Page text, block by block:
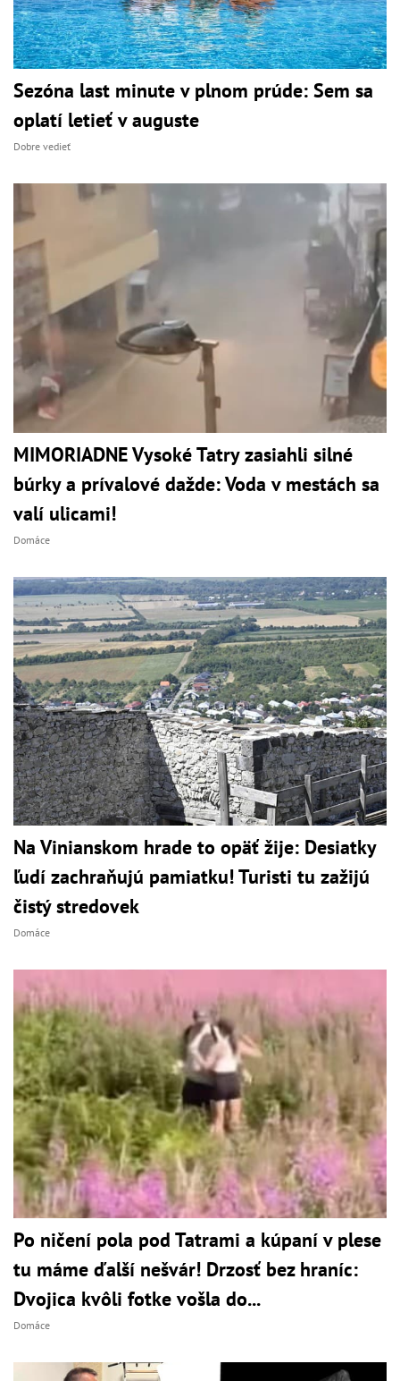
Sezóna last minute v plnom prúde: Sem sa
oplatí letieť v auguste
Dobre vedieť
MIMORIADNE Vysoké Tatry zasiahli silné
búrky a prívalové dažde: Voda v mestách sa
valí ulicami!
Domáce
Na Vinianskom hrade to opäť žije: Desiatky
ľudí zachraňujú pamiatku! Turisti tu zažijú
čistý stredovek
Domáce
Po ničení pola pod Tatrami a kúpaní v plese
tu máme ďalší nešvár! Drzosť bez hraníc:
Dvojica kvôli fotke vošla do...
Domáce